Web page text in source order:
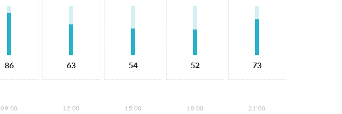
86 63 54 52 73
09:00 12:00 15:00 18:00 21:00